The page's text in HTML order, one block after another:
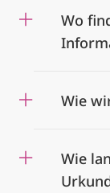
Wo
Wie
Wie